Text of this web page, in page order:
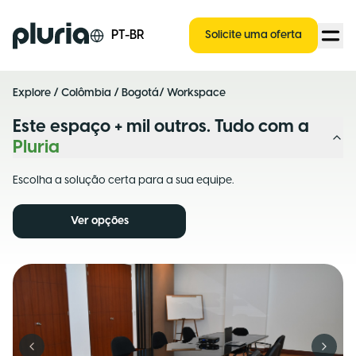
Logo Pluria PT-BR Solicite uma oferta
Explore / Colômbia / Bogotá/ Workspace
Este espaço + mil outros. Tudo com a
Pluria
Escolha a solução certa para a sua equipe.
Ver opções